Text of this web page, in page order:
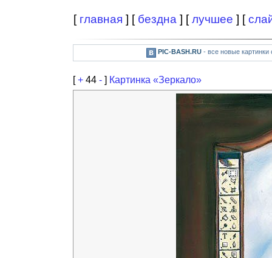
[ главная ] [ бездна ] [лучшее ] [
PIC-BASH.RU- все новые картинки
[+ 44 - ] Картинка «Зеркало»